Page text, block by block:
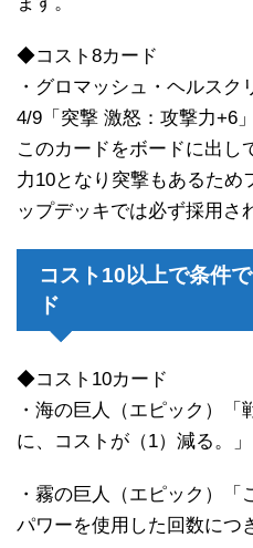
◆コスト8カード
・グロマッシュ・ヘルスク
4/9「突撃 激怒：攻撃力+6」
このカードをボードに出し
力10となり突撃もあるため
ップデッキでは必ず採用さ
コスト10以上で条件
ド
◆コスト10カード
・海の巨人（エピック）「
に、コストが（1）減る。」
・霧の巨人（エピック）
パワーを使用した回数につ